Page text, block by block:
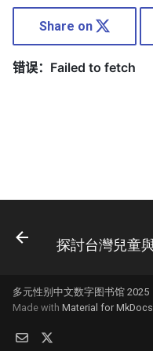
Share on
多元性别中文数字图书馆 2025
Made with Material for MkDocs